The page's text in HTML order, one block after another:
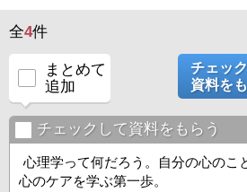
全4件
まとめて
追加
チェッ
資料を
チェックして資料をもらう
心理学って何だろう。自分の心のこ
心のケアを学ぶ第一歩。